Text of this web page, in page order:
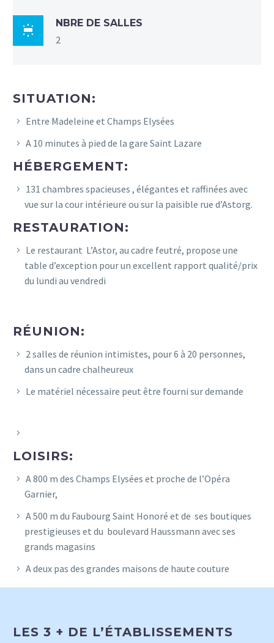

NBRE DE SALLES
2
SITUATION:
Entre Madeleine et Champs Elysées
A 10 minutes à pied de la gare Saint Lazare
HÉBERGEMENT:
131 chambres spacieuses , élégantes et raffinées avec
vue sur la cour intérieure ou sur la paisible rue d’Astorg.
RESTAURATION:
Le restaurant L’Astor, au cadre feutré, propose une
table d’exception pour un excellent rapport qualité/prix
du lundi au vendredi
RÉUNION:
2 salles de réunion intimistes, pour 6 à 20 personnes,
dans un cadre chalheureux
Le matériel nécessaire peut être fourni sur demande
LOISIRS:
A 800 m des Champs Elysées et proche de l’Opéra
Garnier,
A 500 m du Faubourg Saint Honoré et de ses boutiques
prestigieuses et du boulevard Haussmann avec ses
grands magasins
A deux pas des grandes maisons de haute couture
LES 3 + DE L’ÉTABLISSEMENTS